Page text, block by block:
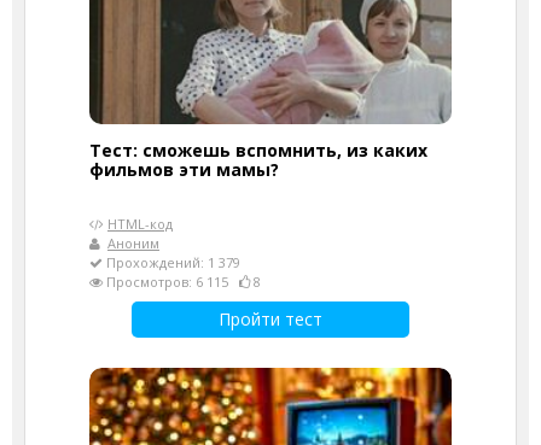
Тест: сможешь вспомнить, из каких
фильмов эти мамы?
HTML-код
Аноним
Прохождений: 1 379
Просмотров: 6 115
8
Пройти тест